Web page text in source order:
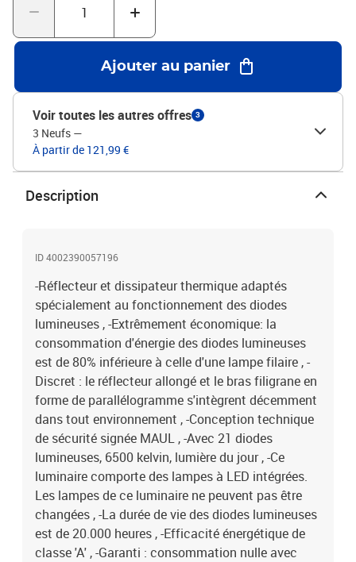
extrêmement faible d'env. 9 Watt , -Consommation d'énergie
400 lumen , -Bras inférieur de 33 cm et supérieur de 34 cm , -Tête
d'environ 33 x 7 cm en matière plastique , -Interrupteur sur la tête
facilitant l'utilisation , -Réflecteur pour une répartition optimale de
l'éclairage Socle lesté d'env. 20 x 14,5 cm. Hauteur en position
normale de travail 45 cm, Fixation = Socle, Cordon = 1,8 m,
Protection = ll prise plate Euro
Ajouter au panier
Voir toutes les autres offres 3
3 Neufs —
À partir de 121,99 €
Description
ID 4002390057196
-Réflecteur et dissipateur thermique adaptés
spécialement au fonctionnement des diodes
lumineuses , -Extrêmement économique: la
consommation d'énergie des diodes lumineuses
est de 80% inférieure à celle d'une lampe filaire , -
Discret : le réflecteur allongé et le bras filigrane en
forme de parallélogramme s'intègrent décemment
dans tout environnement , -Conception technique
de sécurité signée MAUL , -Avec 21 diodes
lumineuses, 6500 kelvin, lumière du jour , -Ce
luminaire comporte des lampes à LED intégrées.
Les lampes de ce luminaire ne peuvent pas être
changées , -La durée de vie des diodes lumineuses
est de 20.000 heures , -Efficacité énergétique de
classe 'A' , -Garanti : consommation nulle avec